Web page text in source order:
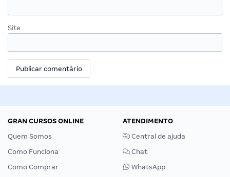
Site
GRAN CURSOS ONLINE
Quem Somos
Como Funciona
Como Comprar
ATENDIMENTO
Central de ajuda
Chat
WhatsApp